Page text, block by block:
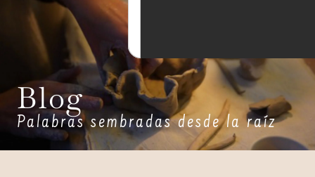
Blog
Palabras sembradas desde la raíz